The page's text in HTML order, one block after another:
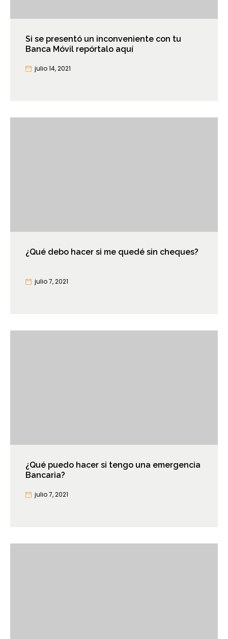
Si se presentó un inconveniente con tu
Banca Móvil repórtalo aquí
julio 14, 2021
¿Qué debo hacer si me quedé sin cheques?
julio 7, 2021
¿Qué puedo hacer si tengo una emergencia
Bancaria?
julio 7, 2021